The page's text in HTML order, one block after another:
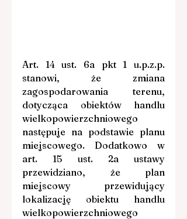
Art. 14 ust. 6a pkt 1 u.p.z.p.
stanowi, że zmiana
zagospodarowania terenu,
dotycząca obiektów handlu
wielkopowierzchniowego
następuje na podstawie planu
miejscowego. Dodatkowo w
art. 15 ust. 2a ustawy
przewidziano, że plan
miejscowy przewidujący
lokalizację obiektu handlu
wielkopowierzchniowego